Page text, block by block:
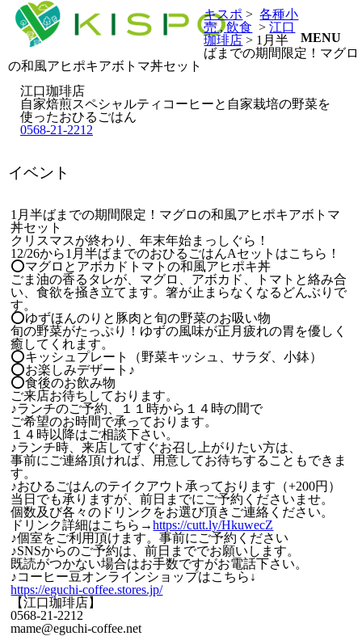
MENU
キスポ >各種小
売
飲食 >江口
珈琲店 > 1月半
ばまでの期間限定！マグロ
の和風アヒポキアボトマ丼セット
江口珈琲店
自家焙煎スペシャルティコーヒーと自家栽培の野菜を
使ったおひるごはん
0568-21-2212
イベント
1月半ばまでの期間限定！マグロの和風アヒポキアボトマ
丼セット
クリスマスが終わり、年末年始まっしぐら！
12/26から1月半ばまでのおひるごはんAセットはこちら！
⭕️マグロとアボカドトマトの和風アヒポキ丼
ごま油の香るタレが、マグロ、アボカド、トマトと絡み合
い、食欲を掻き立てます。箸が止まらなくなるどんぶりで
す。
⭕️ゆずほんのりと豚肉と旬の野菜のお吸い物
旬の野菜がたっぷり！ゆずの風味が正月疲れの胃を優しく
癒してくれます。
⭕キッシュプレート（野菜キッシュ、サラダ、小鉢）
⭕お楽しみデザート♪
⭕食後のお飲み物
ご来店お待ちしております。
♪ランチのご予約、１１時から１４時の間で
ご希望のお時間で承っております。
１４時以降はご相談下さい。
♪ランチ時、来店してすぐお召し上がりたい方は、
事前にご連絡頂ければ、用意してお待ちすることもできま
す。
♪おひるごはんのテイクアウト承っております（+200円）
当日でも承りますが、前日までにご予約くださいませ。
個数及び各々のドリンクをお選び頂きご連絡ください。
ドリンク詳細はこちら→https://cutt.ly/HkuwecZ
♪個室をご利用頂けます。事前にご予約ください
♪SNSからのご予約は、前日まででお願いします。
既読がつかない場合はお手数ですがお電話下さい。
♪コーヒー豆オンラインショップはこちら↓
https://eguchi-coffee.stores.jp/
【江口珈琲店】
0568-21-2212
mame@eguchi-coffee.net